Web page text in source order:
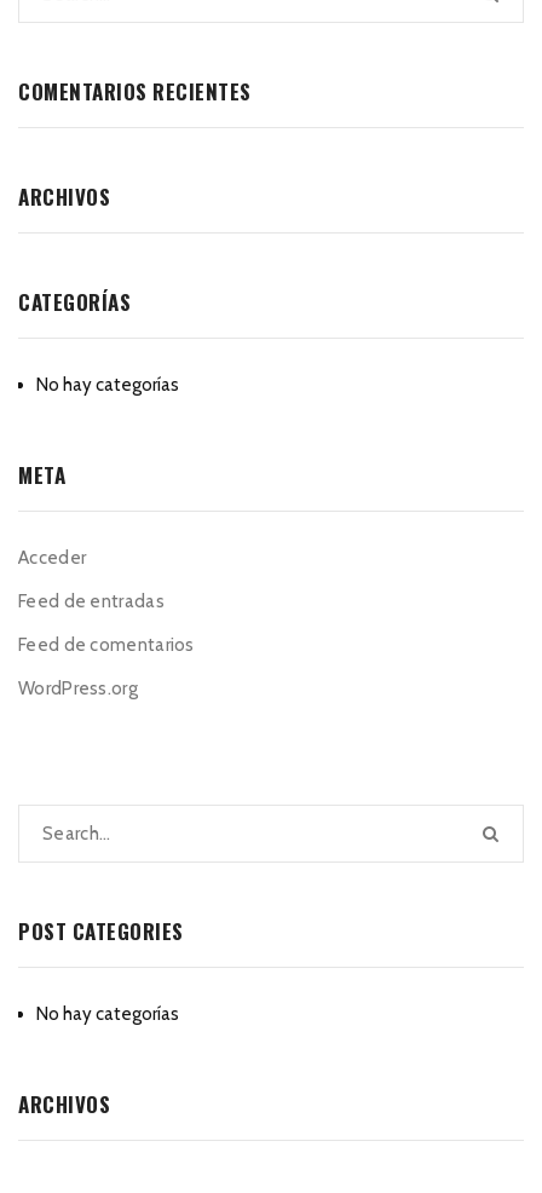
COMENTARIOS RECIENTES
ARCHIVOS
CATEGORÍAS
No hay categorías
META
Acceder
Feed de entradas
Feed de comentarios
WordPress.org
POST CATEGORIES
No hay categorías
ARCHIVOS